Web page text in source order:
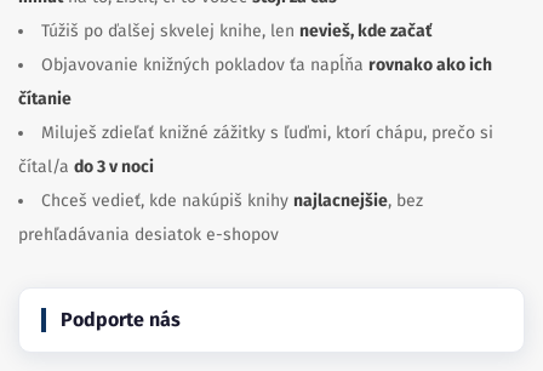
Túžiš po ďalšej skvelej knihe, len nevieš, kde začať
Objavovanie knižných pokladov ťa napĺňa rovnako ako ich
čítanie
Miluješ zdieľať knižné zážitky s ľuďmi, ktorí chápu, prečo si
čítal/a do 3 v noci
Chceš vedieť, kde nakúpiš knihy najlacnejšie, bez
prehľadávania desiatok e-shopov
Podporte nás